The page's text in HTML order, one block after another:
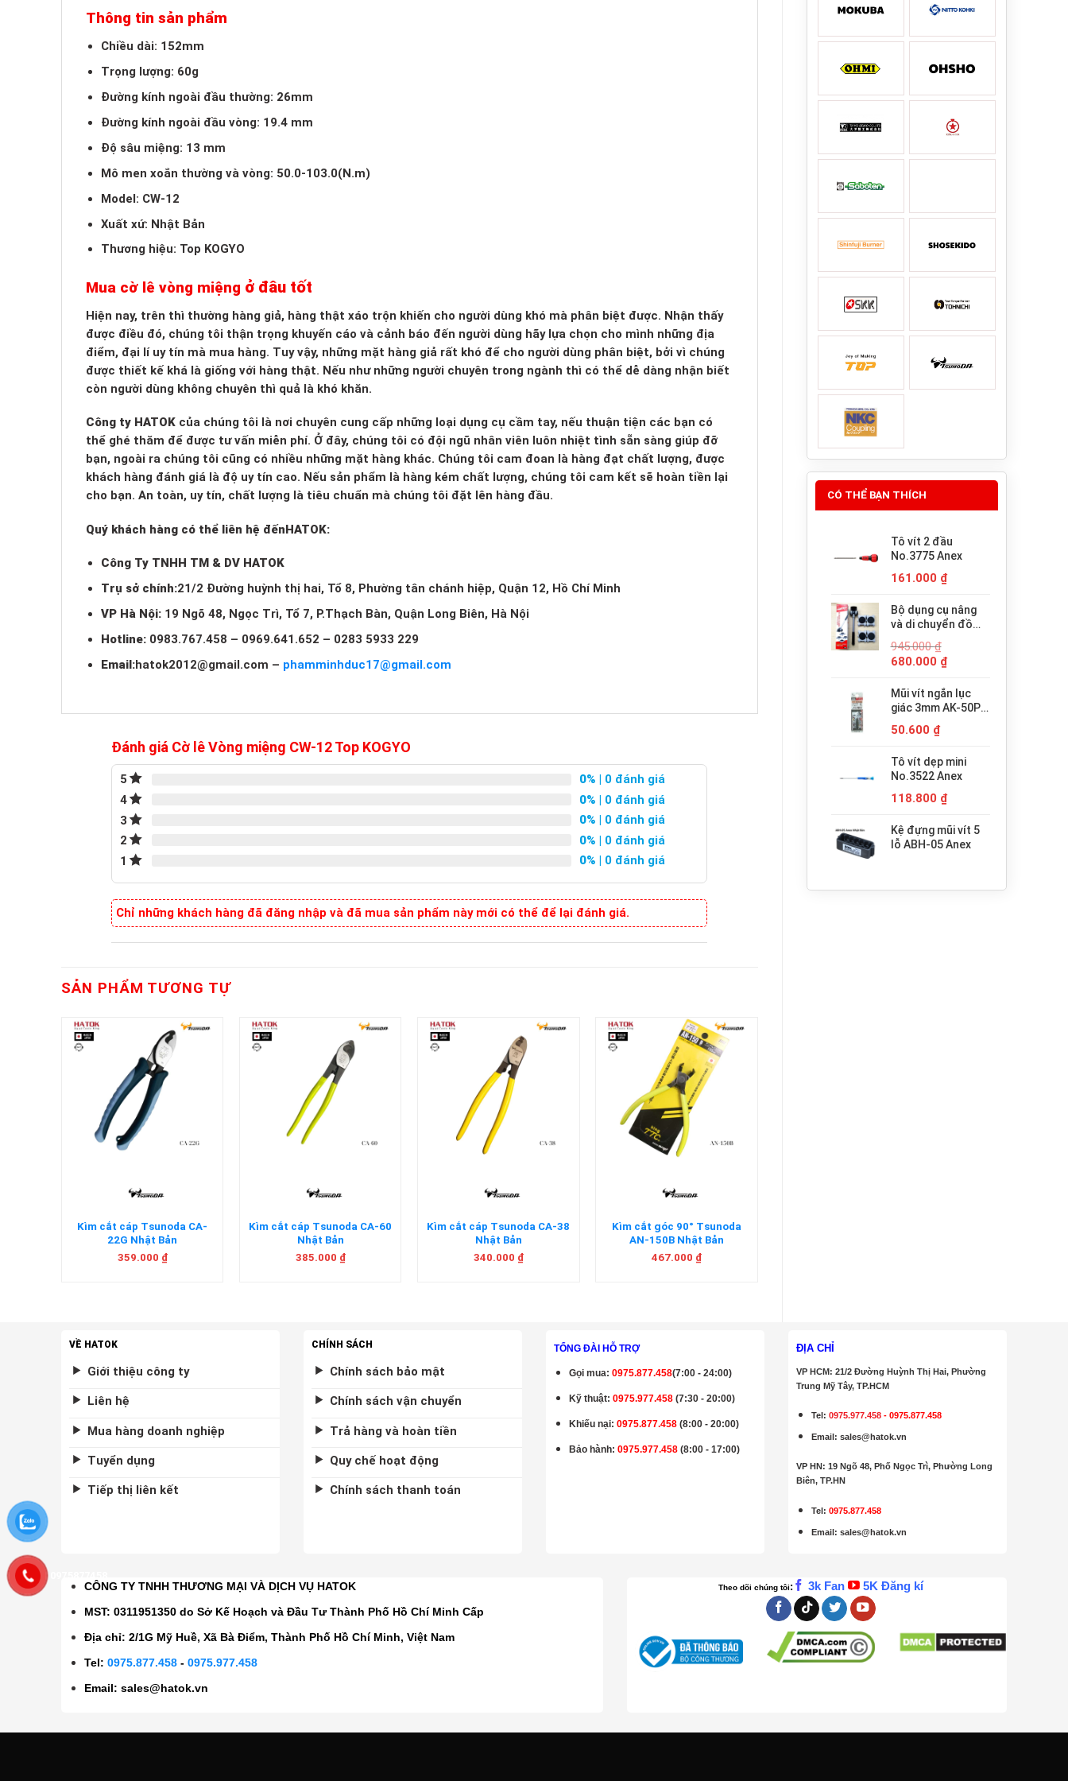
CÓ THỂ BẠN THÍCH
Tô vít 2 đầu
No.3775 Anex
161.000 ₫
Bộ dụng cụ nâng
và di chuyển đồ
minh PICUS LP-
200N
945.000₫
Giá
là:
945.000 ₫.
680.000 ₫Giá
tại
là:
Mũi vít ngắn lục
giác 3mm AK-50P-
50.600 ₫
Tô vít dẹp mini
No.3522 Anex
118.800 ₫
Kệ đựng mũi vít 5
lỗ ABH-05 Anex
Thông tin sản phẩm
Chiều dài: 152mm
Trọng lượng: 60g
Đường kính ngoài đầu thường: 26mm
Đường kính ngoài đầu vòng: 19.4 mm
Độ sâu miệng: 13 mm
Mô men xoắn thường và vòng: 50.0-103.0(N.m)
Model: CW-12
Xuất xứ: Nhật Bản
Thương hiệu: Top KOGYO
Mua cờ lê vòng miệng ở đâu tốt
Hiện nay, trên thì thường hàng giả, hàng thật xáo trộn khiến cho người dùng khó mà phân biệt được. Nhận thấy
được điều đó, chúng tôi thận trọng khuyến cáo và cảnh báo đến người dùng hãy lựa chọn cho mình những địa
điểm, đại lí uy tín mà mua hàng. Tuy vậy, những mặt hàng giả rất khó để cho người dùng phân biệt, bởi vì chúng
được thiết kế khá là giống với hàng thật. Nếu như những người chuyên trong ngành thì có thể dễ dàng nhận biết
còn người dùng không chuyên thì quả là khó khăn.
Công ty HATOK của chúng tôi là nơi chuyên cung cấp những loại dụng cụ cầm tay, nếu thuận tiện các bạn có
thể ghé thăm để được tư vấn miễn phí. Ở đây, chúng tôi có đội ngũ nhân viên luôn nhiệt tình sẵn sàng giúp đỡ
bạn, ngoài ra chúng tôi cũng có nhiều những mặt hàng khác. Chúng tôi cam đoan là hàng đạt chất lượng, được
khách hàng đánh giá là độ uy tín cao. Nếu sản phẩm là hàng kém chất lượng, chúng tôi cam kết sẽ hoàn tiền lại
cho bạn. An toàn, uy tín, chất lượng là tiêu chuẩn mà chúng tôi đặt lên hàng đầu.
Quý khách hàng có thể liên hệ đếnHATOK:
Công Ty TNHH TM & DV HATOK
Trụ sở chính:21/2 Đường huỳnh thị hai, Tổ 8, Phường tân chánh hiệp, Quận 12, Hồ Chí Minh
VP Hà Nội: 19 Ngõ 48, Ngọc Trì, Tổ 7, P.Thạch Bàn, Quận Long Biên, Hà Nội
Hotline: 0983.767.458 – 0969.641.652 – 0283 5933 229
Email:hatok2012@gmail.com – phamminhduc17@gmail.com
Đánh giá Cờ lê Vòng miệng CW-12 Top KOGYO
5 0% | 0 đánh giá
4
0% | 0 đánh giá
3
0% | 0 đánh giá
2
0% | 0 đánh giá
1
0% | 0 đánh giá
Chỉ những khách hàng đã đăng nhập và đã mua sản phẩm này mới có thể để lại đánh giá.
SẢN PHẨM TƯƠNG TỰ
Kìm cắt cáp Tsunoda CA-
22G Nhật Bản
359.000 ₫
Kìm cắt cáp Tsunoda CA-60
Nhật Bản
385.000 ₫
Kìm cắt cáp Tsunoda CA-38
Nhật Bản
340.000 ₫
Kìm cắt góc 90° Tsunoda
AN-150B Nhật Bản
467.000 ₫
VỀ HATOK
Giới thiệu công ty
Liên hệ
Mua hàng doanh nghiệp
Tuyển dụng
Tiếp thị liên kết
CHÍNH SÁCH
Chính sách bảo mật
Chính sách vận chuyển
Trả hàng và hoàn tiền
Quy chế hoạt động
Chính sách thanh toán
TỔNG ĐÀI HỖ TRỢ
Gọi mua:0975.877.458(7:00 - 24:00)
Kỹ thuật:0975.977.458 (7:30 - 20:00)
Khiếu nại: 0975.877.458 (8:00 - 20:00)
Bảo hành:0975.977.458 (8:00 - 17:00)
ĐỊA CHỈ
VP HCM: 21/2 Đường Huỳnh Thị Hai, Phường
Trung Mỹ Tây, TP.HCM
Tel:0975.977.458 -0975.877.458
Email:sales@hatok.vn
VP HN: 19 Ngõ 48, Phố Ngọc Trì, Phường Long
Biên, TP.HN
Tel: 0975.877.458
Email:sales@hatok.vn
CÔNG TY TNHH THƯƠNG MẠI VÀ DỊCH VỤ HATOK
MST: 0311951350 do Sở Kế Hoạch và Đầu Tư Thành Phố Hồ Chí Minh Cấp
Địa chỉ: 2/1G Mỹ Huề, Xã Bà Điểm, Thành Phố Hồ Chí Minh, Việt Nam
Tel:0975.877.458 -0975.977.458
Email:sales@hatok.vn
Theo dõi chúng tôi: 3k Fan 5K Đăng kí